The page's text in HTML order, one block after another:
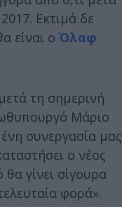
Εκτιμά δε
είναι ο Όλαφ
τη σημερινή
Μάριο
συνεργασία μας
ο νέος
γίνει σίγουρα
φορά».